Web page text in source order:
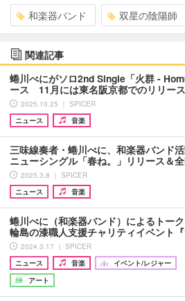
和楽器バンド 双星の陰陽師
関連記事
蜷川べにがソロ2nd Single「火群 -
ース 11月には東名阪京都でのリリー
2025.10.25 ｜ SPICER
ニュース
音楽
三味線奏者・蜷川べに、和楽器バンド
ニューシングル「春ね。」リリース＆
2025.3.8 ｜ SPICER
ニュース
音楽
蜷川べに（和楽器バンド）によるトー
輪島の漆職人支援チャリティイベント
2024.3.17 ｜ SPICER
ニュース
音楽
イベント/レジャー
アート